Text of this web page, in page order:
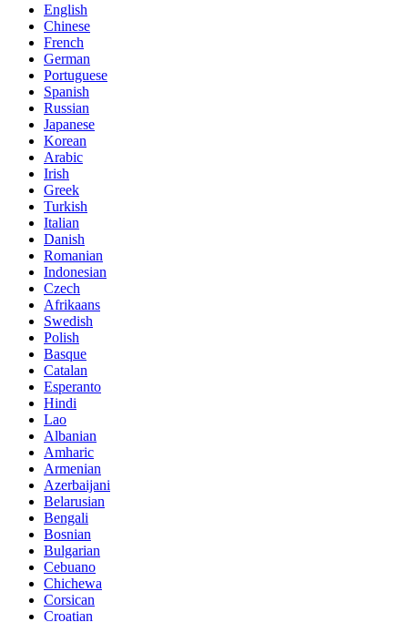
English
Chinese
French
German
Portuguese
Spanish
Russian
Japanese
Korean
Arabic
Irish
Greek
Turkish
Italian
Danish
Romanian
Indonesian
Czech
Afrikaans
Swedish
Polish
Basque
Catalan
Esperanto
Hindi
Lao
Albanian
Amharic
Armenian
Azerbaijani
Belarusian
Bengali
Bosnian
Bulgarian
Cebuano
Chichewa
Corsican
Croatian